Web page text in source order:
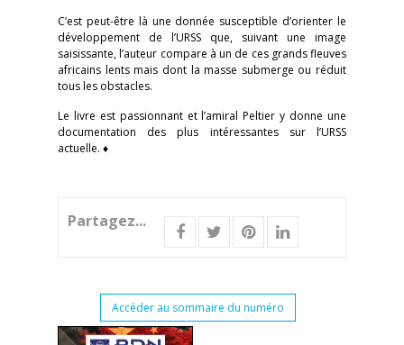
C’est peut-être là une donnée susceptible d’orienter le
développement de l’URSS que, suivant une image
saisissante, l’auteur compare à un de ces grands fleuves
africains lents mais dont la masse submerge ou réduit
tous les obstacles.
Le livre est passionnant et l’amiral Peltier y donne une
documentation des plus intéressantes sur l’URSS
actuelle. ♦
Partagez...
Accéder au sommaire du numéro